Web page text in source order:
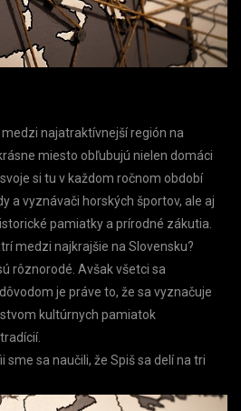
medzi najatraktívnejší región na
miesto obľubujú nielen domáci
si tu v každom ročnom období
a vyznávači horských športov, ale aj
pamiatky a prírodné zákutia.
medzi najkrajšie na Slovensku?
rôznorodé. Avšak všetci sa
je práve to, že sa vyznačuje
kultúrnych pamiatok
sme sa naučili, že Spiš sa delí na tri